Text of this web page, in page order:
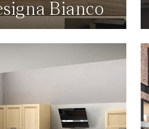
Bianco